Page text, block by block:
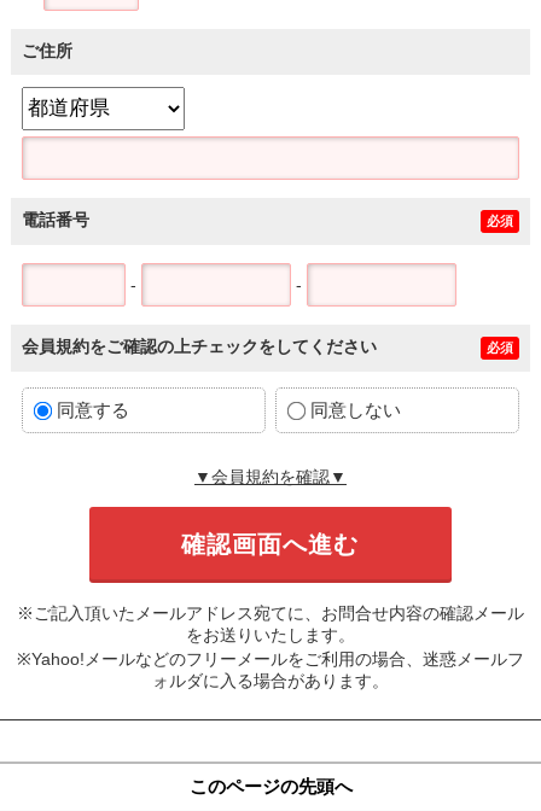
ご住所
電話番号 必須
- -
会員規約をご確認の上チェックをしてください 必須
同意する 同意しない
▼会員規約を確認▼
※ご記入頂いたメールアドレス宛てに、お問合せ内容の確認メール
をお送りいたします。
※Yahoo!メールなどのフリーメールをご利用の場合、迷惑メールフ
ォルダに入る場合があります。
このページの先頭へ